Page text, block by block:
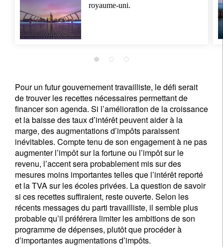
royaume-uni.
Pour un futur gouvernement travailliste, le défi serait
de trouver les recettes nécessaires permettant de
financer son agenda. Si l’amélioration de la croissance
et la baisse des taux d’intérêt peuvent aider à la
marge, des augmentations d’impôts paraissent
inévitables. Compte tenu de son engagement à ne pas
augmenter l’impôt sur la fortune ou l’impôt sur le
revenu, l’accent sera probablement mis sur des
mesures moins importantes telles que l’intérêt reporté
et la TVA sur les écoles privées. La question de savoir
si ces recettes suffiraient, reste ouverte. Selon les
récents messages du parti travailliste, il semble plus
probable qu’il préférera limiter les ambitions de son
programme de dépenses, plutôt que procéder à
d’importantes augmentations d’impôts.